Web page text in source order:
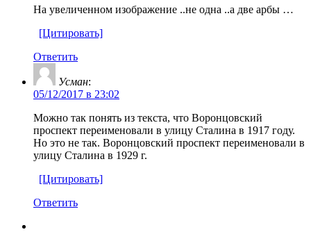
На увеличенном изображение ..не одна ..а две арбы …
[Цитировать]
Ответить
Усман:
05/12/2017 в 23:02
Можно так понять из текста, что Воронцовский
проспект переименовали в улицу Сталина в 1917 году.
Но это не так. Воронцовский проспект переименовали в
улицу Сталина в 1929 г.
[Цитировать]
Ответить